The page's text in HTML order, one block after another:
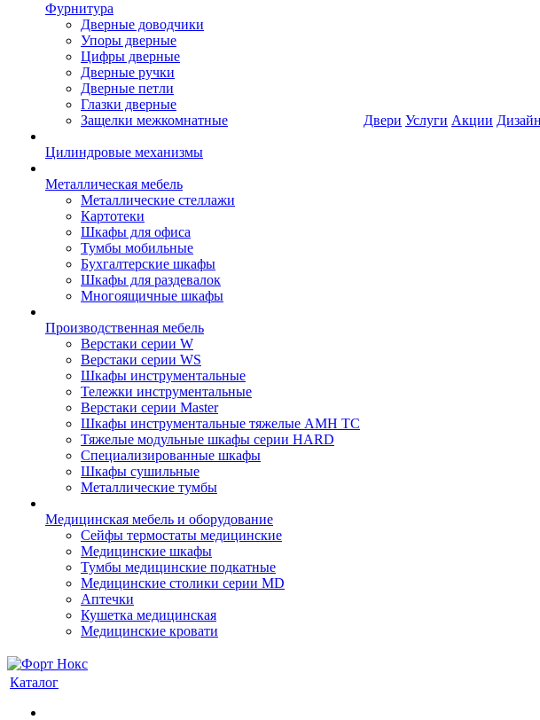
Фурнитура
Дверные доводчики
Упоры дверные
Цифры дверные
Дверные ручки
Дверные петли
Глазки дверные
Защелки межкомнатные
Цилиндровые механизмы
Металлическая мебель
Металлические стеллажи
Картотеки
Шкафы для офиса
Тумбы мобильные
Бухгалтерские шкафы
Шкафы для раздевалок
Многоящичные шкафы
Производственная мебель
Верстаки серии W
Верстаки серии WS
Шкафы инструментальные
Тележки инструментальные
Верстаки серии Master
Шкафы инструментальные тяжелые AMH TC
Тяжелые модульные шкафы серии HARD
Cпециализированные шкафы
Шкафы сушильные
Металлические тумбы
Медицинская мебель и оборудование
Сейфы термостаты медицинские
Медицинские шкафы
Тумбы медицинские подкатные
Медицинские столики серии MD
Аптечки
Кушетка медицинская
Медицинские кровати
Двери Услуги Акции
Каталог